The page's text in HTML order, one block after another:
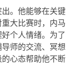
。他能够在关键
大比赛时，内马
个人情绪。为了
师的交流、冥想
心态帮助他不断